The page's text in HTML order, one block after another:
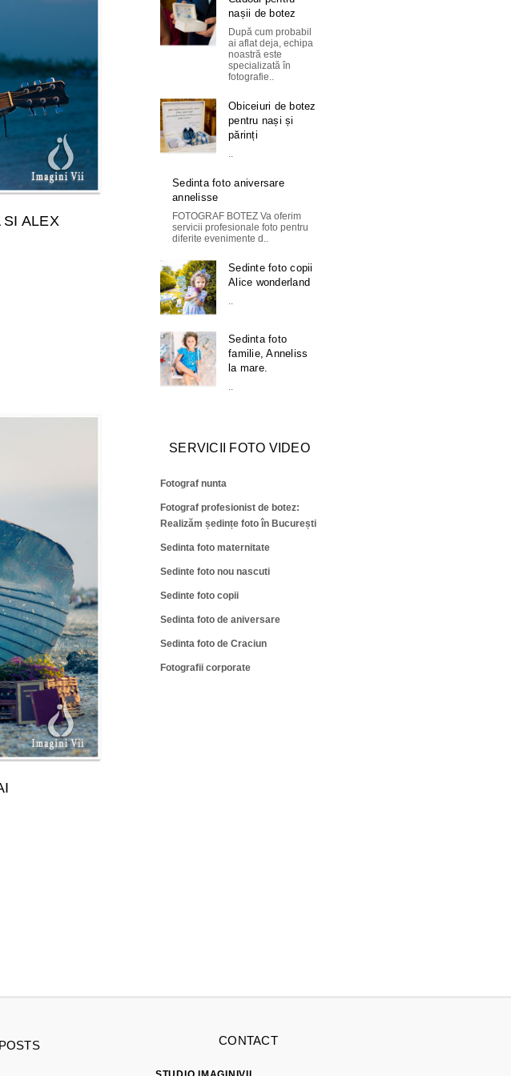
SI ALEX
nașii de botez
După cum probabil
ai aflat deja, echipa
noastră este
specializată în
fotografie..
Obiceiuri de botez
pentru nași și
părinți
..
Sedinta foto aniversare
annelisse
FOTOGRAF BOTEZ Va oferim
servicii profesionale foto pentru
diferite evenimente d..
Sedinte foto copii
Alice wonderland
..
Sedinta foto
familie, Anneliss
la mare.
..
SERVICII FOTO VIDEO
Fotograf nunta
Fotograf profesionist de botez:
Realizăm ședințe foto în București
Sedinta foto maternitate
Sedinte foto nou nascuti
Sedinte foto copii
Sedinta foto de aniversare
Sedinta foto de Craciun
Fotografii corporate
CONTACT